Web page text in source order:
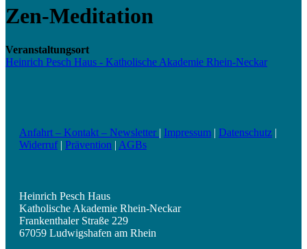
Zen-Meditation
Veranstaltungsort
Heinrich Pesch Haus - Katholische Akademie Rhein-Neckar
Anfahrt – Kontakt – Newsletter | Impressum | Datenschutz |
Widerruf| Prävention | AGBs
Heinrich Pesch Haus
Katholische Akademie Rhein-Neckar
Frankenthaler Straße 229
67059 Ludwigshafen am Rhein